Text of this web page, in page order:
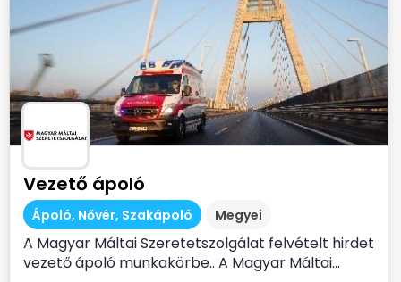
Vezető ápoló
Ápoló, Nővér, Szakápoló Megyei
A Magyar Máltai Szeretetszolgálat felvételt hirdet
vezető ápoló munkakörbe.. A Magyar Máltai...